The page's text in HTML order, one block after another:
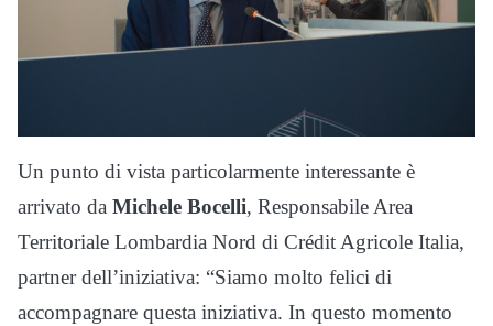
Un punto di vista particolarmente interessante è
arrivato da Michele Bocelli, Responsabile Area
Territoriale Lombardia Nord di Crédit Agricole Italia,
partner dell’iniziativa: “Siamo molto felici di
accompagnare questa iniziativa. In questo momento